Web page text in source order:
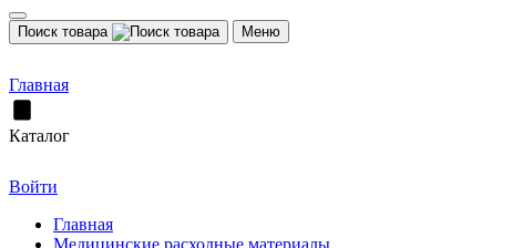
Поиск товара Меню
Главная
Каталог
Войти
Главная
Медицинские расходные материалы